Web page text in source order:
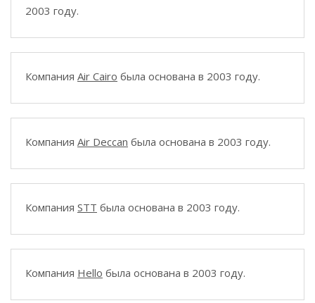
2003 году.
Компания Air Cairo была основана в 2003 году.
Компания Air Deccan была основана в 2003 году.
Компания STT была основана в 2003 году.
Компания Hello была основана в 2003 году.